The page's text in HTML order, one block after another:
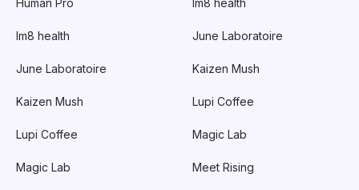
Im8 health
June Laboratoire
Kaizen Mush
Lupi Coffee
Magic Lab
June Laboratoire
Kaizen Mush
Lupi Coffee
Magic Lab
Meet Rising